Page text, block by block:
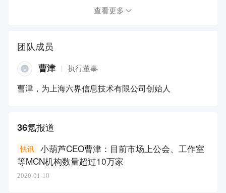
查看更多
团队成员
曹津 执行董事
曹津，为上海六界信息技术有限公司创始人
36氪报道
小葫芦CEO曹津：目前市场上公会、工作室
等MCN机构数量超过10万家
快讯
2020-01-10